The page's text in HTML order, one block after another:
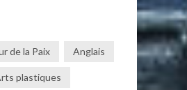
de la Paix Anglais
plastiques